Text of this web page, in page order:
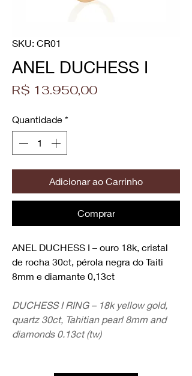
SKU: CR01
ANEL DUCHESS I
R$ 13.950,00Preço
Quantidade *
Adicionar ao Carrinho
Comprar
ANEL DUCHESS I – ouro 18k, cristal
de rocha 30ct, pérola negra do Taiti
8mm e diamante 0,13ct
DUCHESS I RING – 18k yellow gold,
quartz 30ct, Tahitian pearl 8mm and
diamonds 0.13ct (tw)